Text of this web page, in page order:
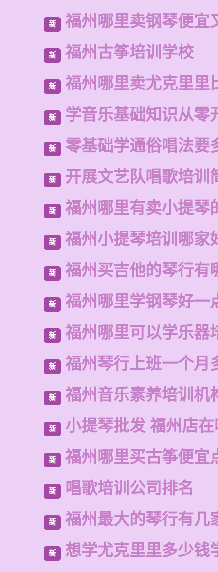
新 福州哪里卖钢琴便宜
新 福州古筝培训学校
新 福州哪里卖尤克里里
新 学音乐基础知识从零
新 零基础学通俗唱法要
新 开展文艺队唱歌培训
新 福州哪里有卖小提琴
新 福州小提琴培训哪家
新 福州买吉他的琴行有
新 福州哪里学钢琴好一
新 福州哪里可以学乐器
新 福州琴行上班一个月
新 福州音乐素养培训机
新 小提琴批发 福州店
新 福州哪里买古筝便宜
新 唱歌培训公司排名
新 福州最大的琴行有几
新 想学尤克里里多少钱